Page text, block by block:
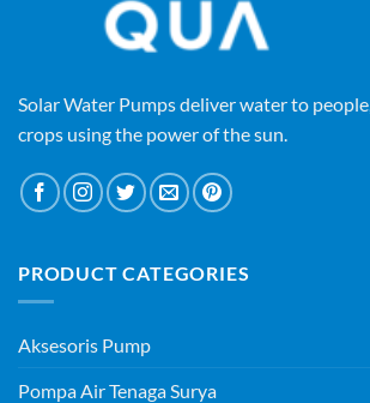
Solar Water Pumps deliver water to people,
crops using the power of the sun.
PRODUCT CATEGORIES
Aksesoris Pump
Pompa Air Tenaga Surya